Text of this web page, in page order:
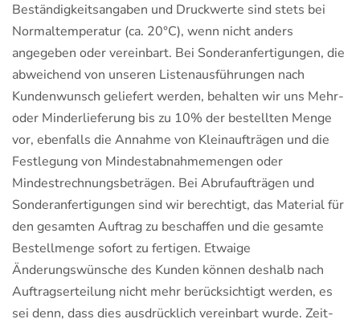
Beständigkeitsangaben und Druckwerte sind stets bei
Normaltemperatur (ca. 20°C), wenn nicht anders
angegeben oder vereinbart. Bei Sonderanfertigungen, die
abweichend von unseren Listenausführungen nach
Kundenwunsch geliefert werden, behalten wir uns Mehr-
oder Minderlieferung bis zu 10% der bestellten Menge
vor, ebenfalls die Annahme von Kleinaufträgen und die
Festlegung von Mindestabnahmemengen oder
Mindestrechnungsbeträgen. Bei Abrufaufträgen und
Sonderanfertigungen sind wir berechtigt, das Material für
den gesamten Auftrag zu beschaffen und die gesamte
Bestellmenge sofort zu fertigen. Etwaige
Änderungswünsche des Kunden können deshalb nach
Auftragserteilung nicht mehr berücksichtigt werden, es
sei denn, dass dies ausdrücklich vereinbart wurde. Zeit-